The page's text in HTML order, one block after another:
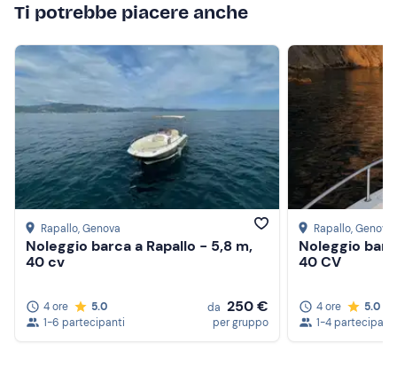
Ti potrebbe piacere anche
Rapallo, Genova
Noleggio barca a Rapallo - 5,8 m,
40 cv
4 ore
5.0
1-6 partecipanti
da 250 €
per gruppo
Rapallo, Genova
Noleggio
40 CV
4 ore
5.0
1-4 partecipanti